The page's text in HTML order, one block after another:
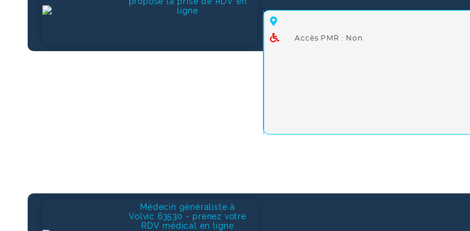
ligne
Accès PMR : Non
Médecin généraliste à
Volvic 63530 - prenez votre
RDV médical en ligne